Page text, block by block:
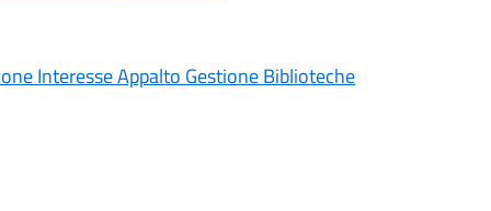
Interesse Appalto Gestione Biblioteche